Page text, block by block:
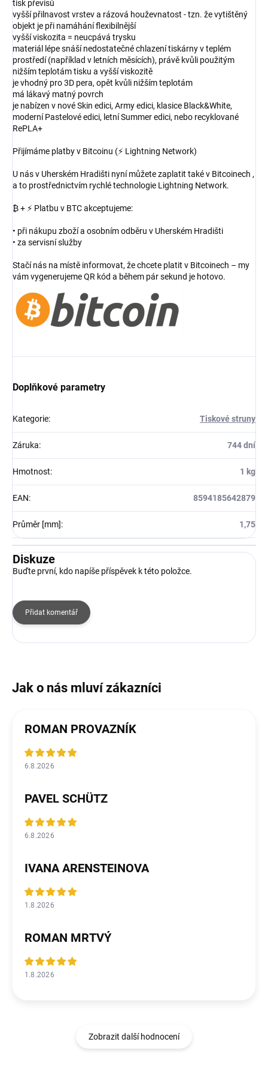
tisk převisů
vyšší přilnavost vrstev a rázová houževnatost - tzn. že vytištěný
objekt je při namáhání flexibilnější
vyšší viskozita = neucpává trysku
materiál lépe snáší nedostatečné chlazení tiskárny v teplém
prostředí (například v letních měsících), právě kvůli použitým
nižším teplotám tisku a vyšší viskozitě
je vhodný pro 3D pera, opět kvůli nižším teplotám
má lákavý matný povrch
je nabízen v nové Skin edici, Army edici, klasice Black&White,
moderní Pastelové edici, letní Summer edici, nebo recyklované
RePLA+
Přijímáme platby v Bitcoinu (⚡ Lightning Network)
U nás v Uherském Hradišti nyní můžete zaplatit také v Bitcoinech ,
a to prostřednictvím rychlé technologie Lightning Network.
₿ + ⚡ Platbu v BTC akceptujeme:
• při nákupu zboží a osobním odběru v Uherském Hradišti
• za servisní služby
Stačí nás na místě informovat, že chcete platit v Bitcoinech – my
vám vygenerujeme QR kód a během pár sekund je hotovo.
Doplňkové parametry
Kategorie: Tiskové struny
Záruka: 744 dní
Hmotnost: 1 kg
EAN: 8594185642879
Průměr [mm]: 1,75
Diskuze
Buďte první, kdo napíše příspěvek k této položce.
Přidat komentář
ROMAN PROVAZNÍK
6.8.2026
PAVEL SCHÜTZ
6.8.2026
IVANA ARENSTEINOVA
1.8.2026
ROMAN MRTVÝ
1.8.2026
Zobrazit další hodnocení